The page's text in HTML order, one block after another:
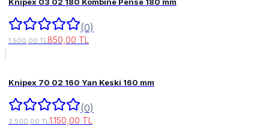
(0)
1.500,00 TL850,00 TL
Knipex 70 02 160 Yan Keski 160 mm
(0)
2.500,00 TL1.150,00 TL